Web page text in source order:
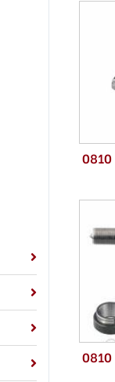
0810
0810